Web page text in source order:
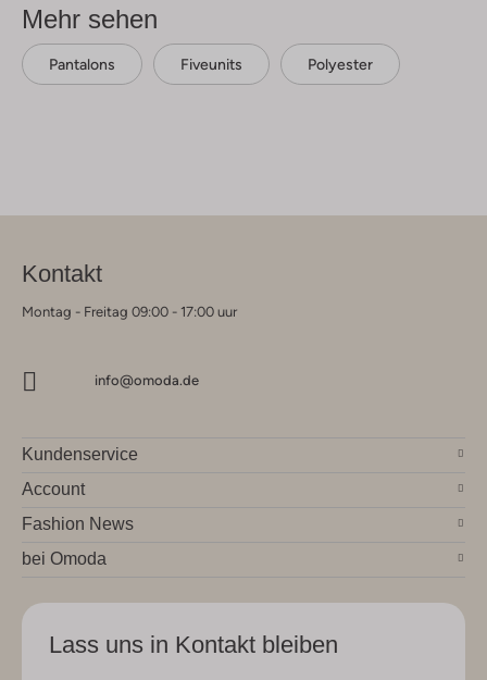
Mehr sehen
Pantalons Fiveunits Polyester
Kontakt
Montag - Freitag 09:00 - 17:00 uur
info@omoda.de
Kundenservice
Account
Fashion News
bei Omoda
Lass uns in Kontakt bleiben